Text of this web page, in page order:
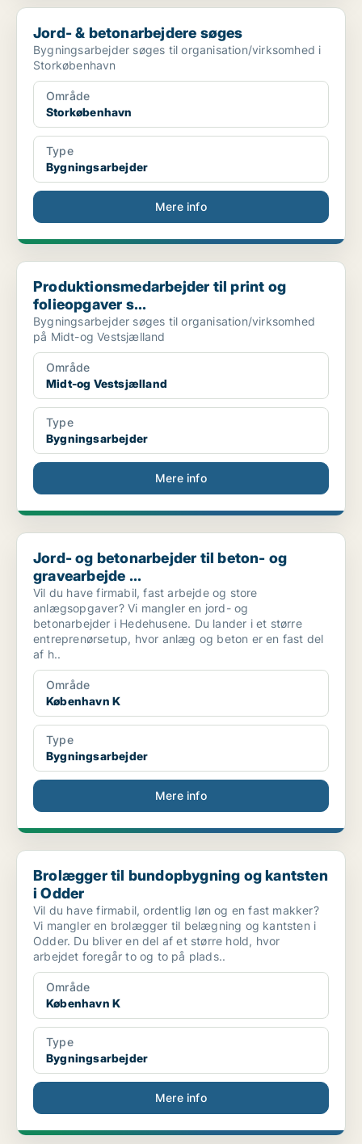
Jord- & betonarbejdere søges
Jord- & betonarbejdere søges
Bygningsarbejder søges til organisation/virksomhed i
Storkøbenhavn
Område
Storkøbenhavn
Type
Bygningsarbejder
Mere info
Produktionsmedarbejder til print og folieopgaver s...
Produktionsmedarbejder til print og
folieopgaver s...
Bygningsarbejder søges til organisation/virksomhed
på Midt-og Vestsjælland
Område
Midt-og Vestsjælland
Type
Bygningsarbejder
Mere info
Jord- og betonarbejder til beton- og gravearbejde ...
Jord- og betonarbejder til beton- og
gravearbejde ...
Vil du have firmabil, fast arbejde og store
anlægsopgaver? Vi mangler en jord- og
betonarbejder i Hedehusene. Du lander i et større
entreprenørsetup, hvor anlæg og beton er en fast del
af h..
Område
København K
Type
Bygningsarbejder
Mere info
Brolægger til bundopbygning og kantsten i Odder
Brolægger til bundopbygning og kantsten
i Odder
Vil du have firmabil, ordentlig løn og en fast makker?
Vi mangler en brolægger til belægning og kantsten i
Odder. Du bliver en del af et større hold, hvor
arbejdet foregår to og to på plads..
Område
København K
Type
Bygningsarbejder
Mere info